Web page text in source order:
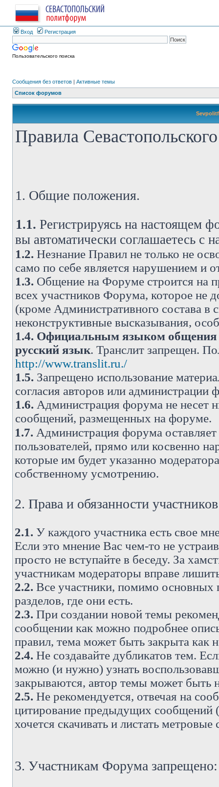
Вход Регистрация
Пользовательского поиска
Сообщения без ответов | Активные темы
Список форумов
Правила
1. Общие положения.
1.1. Регистрируясь на настоящем
вы автоматически соглашаетесь
1.2. Незнание Правил не только не
само по себе является нарушением и
1.3. Общение на Форуме строится на
всех участников Форума, которое не
(кроме Административного состава в
неконструктивные высказывания,
1.4. Официальным языком общения
русский язык. Транслит запрещен.
http://www.translit.ru./
1.5. Запрещено использование
согласия авторов или администрации
1.6. Администрация форума не несет
сообщений, размещенных на форуме.
1.7. Администрация форума
пользователей, прямо или косвенно
которые им будет указанно
собственному усмотрению.
2. Права и обязанности
2.1. У каждого участника есть свое
Если это мнение Вас чем-то не
просто не вступайте в беседу. За
участникам модераторы вправе
2.2. Все участники, помимо основных
разделов, где они есть.
2.3. При создании новой темы
сообщении как можно подробнее
правил, тема может быть закрыта как
2.4. Не создавайте дубликатов тем.
можно (и нужно) узнать
закрываются, автор темы может быть
2.5. Не рекомендуется, отвечая на
цитирование предыдущих сообщений
хочется скачивать и листать
3. Участникам Форума запрещено: